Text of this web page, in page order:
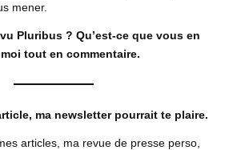
mener.
Pluribus ? Qu’est-ce que vous en
tout en commentaire.
ma newsletter pourrait te plaire.
articles, ma revue de presse perso,